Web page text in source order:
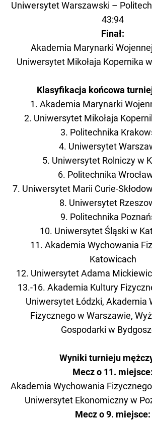
Uniwersytet Warszawski –
43:94
Finał:
Akademia Marynarki
Uniwersytet Mikołaja Kopernika
Klasyfikacja końcowa
1. Akademia Marynarki
2. Uniwersytet Mikołaja
3. Politechnika
4. Uniwersytet
5. Uniwersytet Rolniczy w
6. Politechnika
7. Uniwersytet Marii Curie-
8. Uniwersytet
9. Politechnika
10. Uniwersytet Śląski w
11. Akademia Wychowania
Katowicach
12. Uniwersytet Adama
13.-16. Akademia Kultury
Uniwersytet Łódzki, Akademia
Fizycznego w Warszawie,
Gospodarki w
Wyniki turnieju
Mecz o 11. miejsce:
Akademia Wychowania
Uniwersytet Ekonomiczny w
Mecz o 9. miejsce: